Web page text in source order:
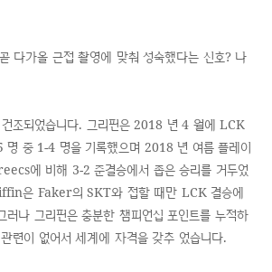
다가올 근접 촬영에 맞춰 성숙했다는 신호? 나
조되었습니다. 그리핀은 2018 년 4 월에 LCK
명 중 1-4 명을 기록했으며 2018 년 여름 플레이
에 비해 3-2 준결승에서 좁은 승리를 거두었
은 Faker의 SKT와 접할 때만 LCK 결승에
러나 그리핀은 충분한 챔피언십 포인트를 누적하
련이 없어서 세계에 자격을 갖추 었습니다.